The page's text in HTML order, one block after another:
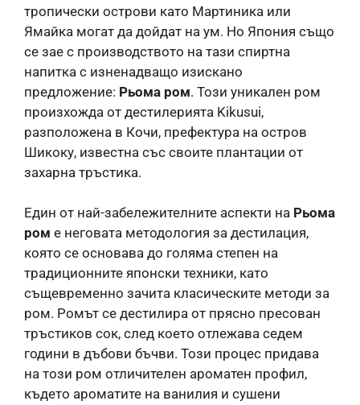
тропически острови като Мартиника или
Ямайка могат да дойдат на ум. Но Япония също
се зае с производството на тази спиртна
напитка с изненадващо изискано
предложение: Рьома ром. Този уникален ром
произхожда от дестилерията Kikusui,
разположена в Кочи, префектура на остров
Шикоку, известна със своите плантации от
захарна тръстика.
Един от най-забележителните аспекти на Рьома
ром е неговата методология за дестилация,
която се основава до голяма степен на
традиционните японски техники, като
същевременно зачита класическите методи за
ром. Ромът се дестилира от прясно пресован
тръстиков сок, след което отлежава седем
години в дъбови бъчви. Този процес придава
на този ром отличителен ароматен профил,
където ароматите на ванилия и сушени